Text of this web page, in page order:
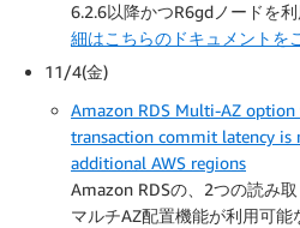
6.2.6以降かつR6gdノードを
細はこちらのドキュメントを
11/4(金)
Amazon RDS Multi-AZ
transaction commit latency is
additional AWS regions
Amazon RDSの、2つの読み
マルチAZ配置機能が利用可